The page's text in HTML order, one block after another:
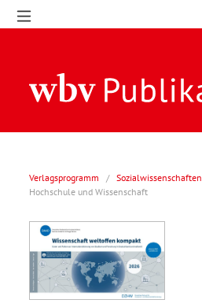
Verlagsprogramm / Sozialwissenschaften
Hochschule und Wissenschaft